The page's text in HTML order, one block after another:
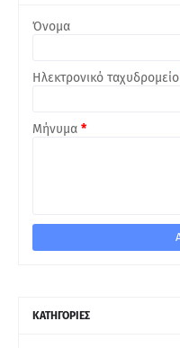
Όνομα
Ηλεκτρονικό ταχυδρομείο
Μήνυμα *
ΚΑΤΗΓΟΡΙΕΣ